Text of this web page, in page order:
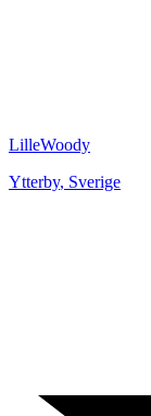
LilleWoody
Ytterby, Sverige